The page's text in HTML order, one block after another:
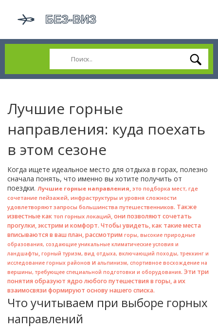
Лучшие горные
направления: куда поехать
в этом сезоне
Когда ищете идеальное место для отдыха в горах, полезно
сначала понять, что именно вы хотите получить от
поездки. Лучшие горные направления, это подборка мест, где
сочетание пейзажей, инфраструктуры и уровня сложности
удовлетворяют запросы большинства путешественников. Также
известные как топ горных локаций, они позволяют сочетать
прогулки, экстрим и комфорт. Чтобы увидеть, как такие места
вписываются в ваш план, рассмотрим горы, высокие природные
образования, создающие уникальные климатические условия и
ландшафты, горный туризм, вид отдыха, включающий походы, треккинг и
исследование горных районов и альпинизм, спортивное восхождение на
вершины, требующее специальной подготовки и оборудования. Эти три
понятия образуют ядро любого путешествия в горы, а их
взаимосвязи формируют основу нашего списка.
Что учитываем при выборе горных
направлений